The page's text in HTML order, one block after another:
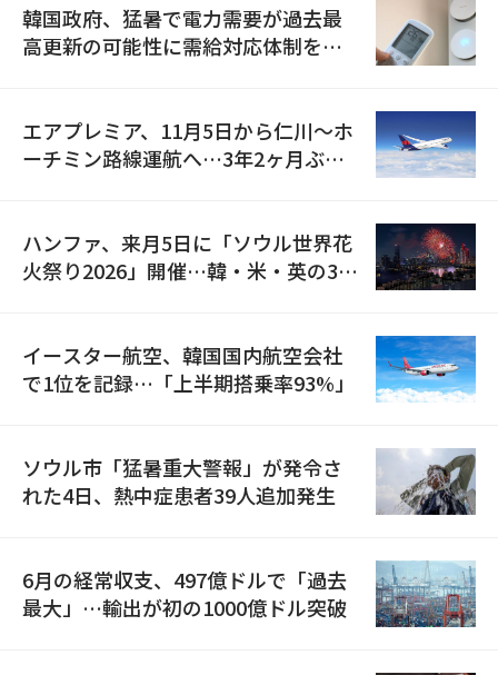
韓国政府、猛暑で電力需要が過去最
高更新の可能性に需給対応体制を点
エアプレミア、11月5日から仁川〜ホ
ーチミン路線運航へ…3年2ヶ月ぶり
ハンファ、来月5日に「ソウル世界花
火祭り2026」開催…韓・米・英の3カ
イースター航空、韓国国内航空会社
で1位を記録…「上半期搭乗率93%」
ソウル市「猛暑重大警報」が発令さ
れた4日、熱中症患者39人追加発生
6月の経常収支、497億ドルで「過去
最大」…輸出が初の1000億ドル突破